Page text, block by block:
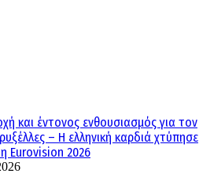
και έντονος ενθουσιασμός για τον
– Η ελληνική καρδιά χτύπησε
Eurovision 2026